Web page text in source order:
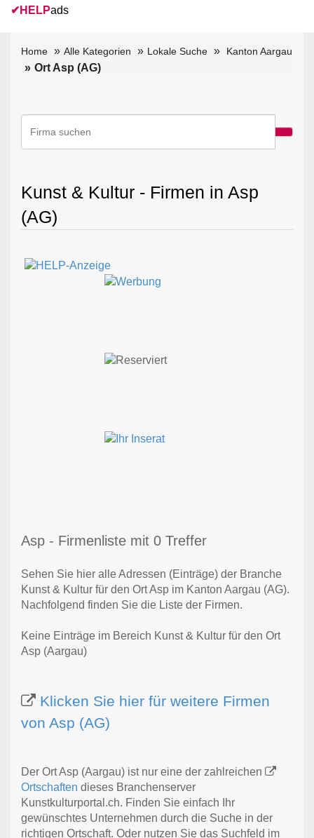
✔ HELPads
Home Alle Kategorien Lokale Suche Kanton Aargau
Ort Asp (AG)
Kunst & Kultur - Firmen in Asp
(AG)
Asp - Firmenliste mit 0 Treffer
Sehen Sie hier alle Adressen (Einträge) der Branche
Kunst & Kultur für den Ort Asp im Kanton Aargau (AG).
Nachfolgend finden Sie die Liste der Firmen.
Keine Einträge im Bereich Kunst & Kultur für den Ort
Asp (Aargau)
Klicken Sie hier für weitere Firmen
von Asp (AG)
Der Ort Asp (Aargau) ist nur eine der zahlreichen
Ortschaften dieses Branchenserver
Kunstkulturportal.ch. Finden Sie einfach Ihr
gewünschtes Unternehmen durch die Suche in der
richtigen Ortschaft. Oder nutzen Sie das Suchfeld im